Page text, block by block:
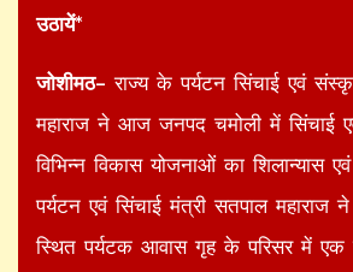
उठायें*
जोशीमठ– राज्य के पर्यटन सिंचाई एवं
महाराज ने आज जनपद चमोली में सिंचाई
विभिन्न विकास योजनाओं का शिलान्यास एवं
पर्यटन एवं सिंचाई मंत्री सतपाल
स्थित पर्यटक आवास गृह के परिसर में एक